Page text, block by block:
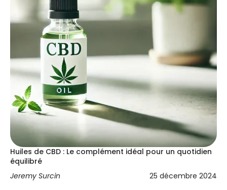
Huiles de CBD : Le complément idéal pour un quotidien
équilibré
Jeremy Surcin
25 décembre 2024